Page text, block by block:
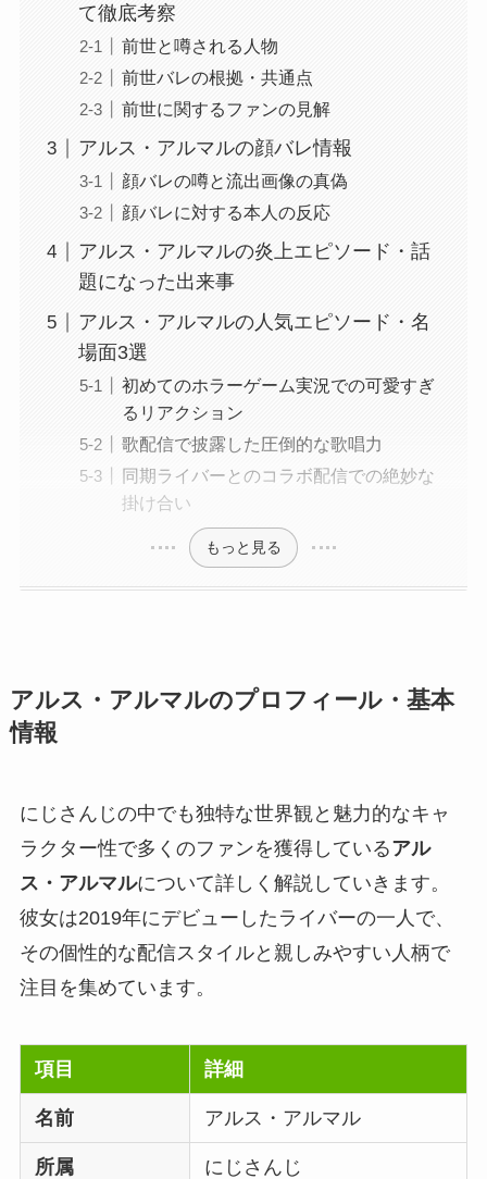
て徹底考察
前世と噂される人物
前世バレの根拠・共通点
前世に関するファンの見解
アルス・アルマルの顔バレ情報
顔バレの噂と流出画像の真偽
顔バレに対する本人の反応
アルス・アルマルの炎上エピソード・話
題になった出来事
アルス・アルマルの人気エピソード・名
場面3選
初めてのホラーゲーム実況での可愛すぎ
るリアクション
歌配信で披露した圧倒的な歌唱力
同期ライバーとのコラボ配信での絶妙な
掛け合い
もっと見る
アルス・アルマルのプロフィール・基本
情報
にじさんじの中でも独特な世界観と魅力的なキャ
ラクター性で多くのファンを獲得しているアル
ス・アルマルについて詳しく解説していきます。
彼女は2019年にデビューしたライバーの一人で、
その個性的な配信スタイルと親しみやすい人柄で
注目を集めています。
項目 詳細
名前 アルス・アルマル
所属 にじさんじ